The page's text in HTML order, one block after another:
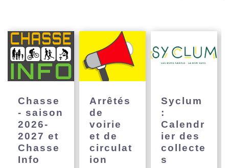
Chasse
- saison
2026-
2027 et
Chasse
Info
Arrêtés
de
voirie
et de
circulat
ion
Syclum
:
Calendr
ier des
collecte
s